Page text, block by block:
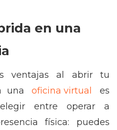
en una
ventajas al abrir tu
una oficina virtual
es
entre operar a
física: puedes